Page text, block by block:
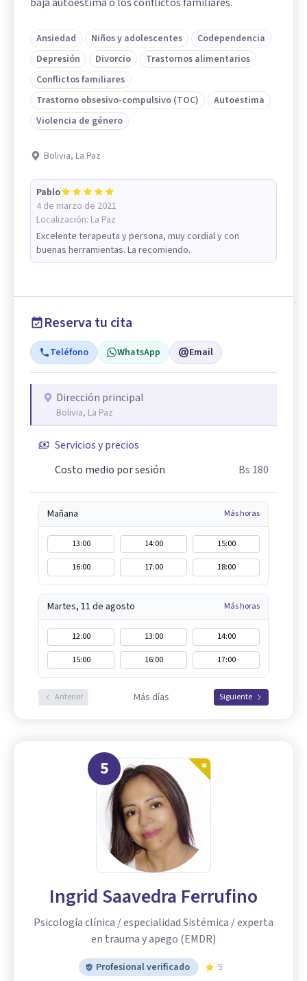
Ansiedad Niños y adolescentes
Codependencia
Depresión
Divorcio
Trastornos alimentarios
Conflictos familiares
Trastorno obsesivo-compulsivo (TOC)
Autoestima
Violencia de género
Bolivia, La Paz
Pablo
4 de marzo de 2021
Localización: La Paz
Excelente terapeuta y persona, muy cordial y con
buenas herramientas. La recomiendo.
Reserva tu cita
Teléfono WhatsApp Email
Dirección principal
Bolivia, La Paz
Servicios y precios
Costo medio por sesión
Bs 180
Mañana Más horas
13:00 14:00
15:00
16:00
17:00 18:00
Martes, 11 de agosto Más horas
12:00 13:00
14:00
15:00
16:00 17:00
Anterior Más días Siguiente
5
Ingrid Saavedra Ferrufino
Psicología clínica / especialidad Sistémica / experta
en trauma y apego (EMDR)
Profesional verificado
5